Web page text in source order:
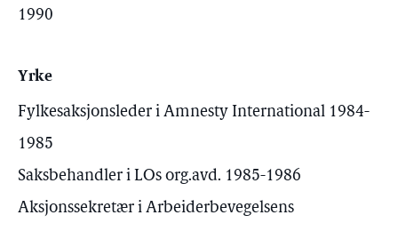
1990
Yrke
Fylkesaksjonsleder i Amnesty International 1984-
1985
Saksbehandler i LOs org.avd. 1985-1986
Aksjonssekretær i Arbeiderbevegelsens